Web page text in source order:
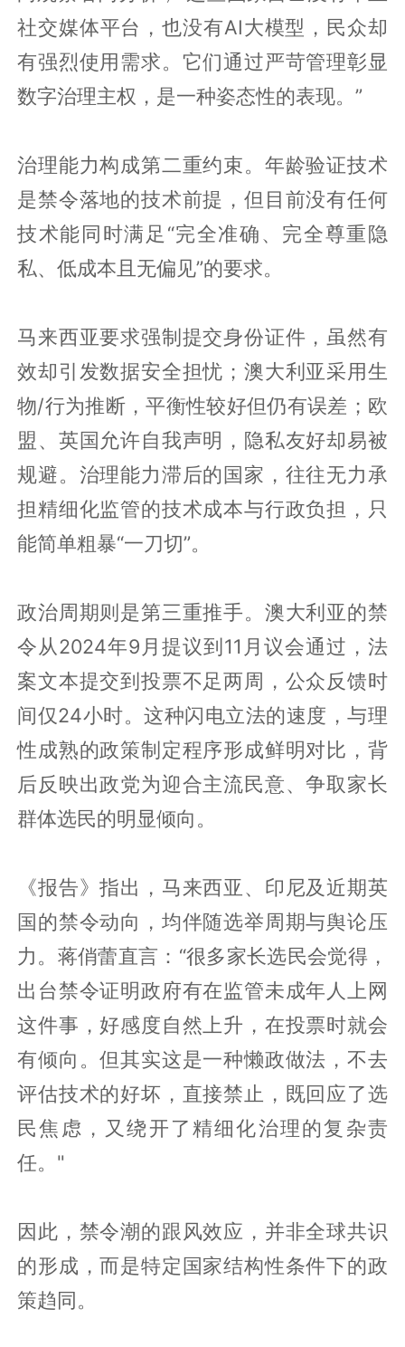
社交媒体平台，也没有AI大模型，民众却
有强烈使用需求。它们通过严苛管理彰显
数字治理主权，是一种姿态性的表现。”
治理能力构成第二重约束。年龄验证技术
是禁令落地的技术前提，但目前没有任何
技术能同时满足“完全准确、完全尊重隐
私、低成本且无偏见”的要求。
马来西亚要求强制提交身份证件，虽然有
效却引发数据安全担忧；澳大利亚采用生
物/行为推断，平衡性较好但仍有误差；欧
盟、英国允许自我声明，隐私友好却易被
规避。治理能力滞后的国家，往往无力承
担精细化监管的技术成本与行政负担，只
能简单粗暴“一刀切”。
政治周期则是第三重推手。澳大利亚的禁
令从2024年9月提议到11月议会通过，法
案文本提交到投票不足两周，公众反馈时
间仅24小时。这种闪电立法的速度，与理
性成熟的政策制定程序形成鲜明对比，背
后反映出政党为迎合主流民意、争取家长
群体选民的明显倾向。
《报告》指出，马来西亚、印尼及近期英
国的禁令动向，均伴随选举周期与舆论压
力。蒋俏蕾直言：“很多家长选民会觉得，
出台禁令证明政府有在监管未成年人上网
这件事，好感度自然上升，在投票时就会
有倾向。但其实这是一种懒政做法，不去
评估技术的好坏，直接禁止，既回应了选
民焦虑，又绕开了精细化治理的复杂责
任。"
因此，禁令潮的跟风效应，并非全球共识
的形成，而是特定国家结构性条件下的政
策趋同。